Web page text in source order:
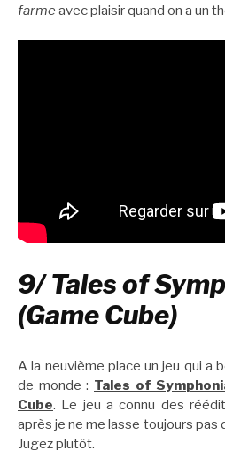
farme avec plaisir quand on a un
9/ Tales of
(Game Cube)
A la neuvième place un jeu qui a
de monde : Tales of
Cube. Le jeu a connu des
après je ne me lasse toujours pas
Jugez plutôt.